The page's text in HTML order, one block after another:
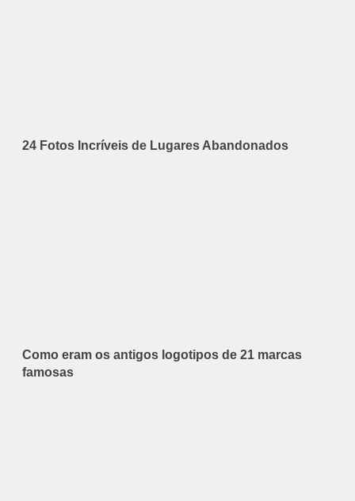
24 Fotos Incríveis de Lugares Abandonados
Como eram os antigos logotipos de 21 marcas
famosas